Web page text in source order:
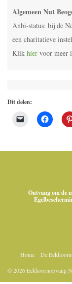
Algemeen Nut
Anbi-status: bij de
een charitatieve
Klik hier voor meer
Dit delen:
Ontvang om de
Home De
© 2026 Eekhoornopvang